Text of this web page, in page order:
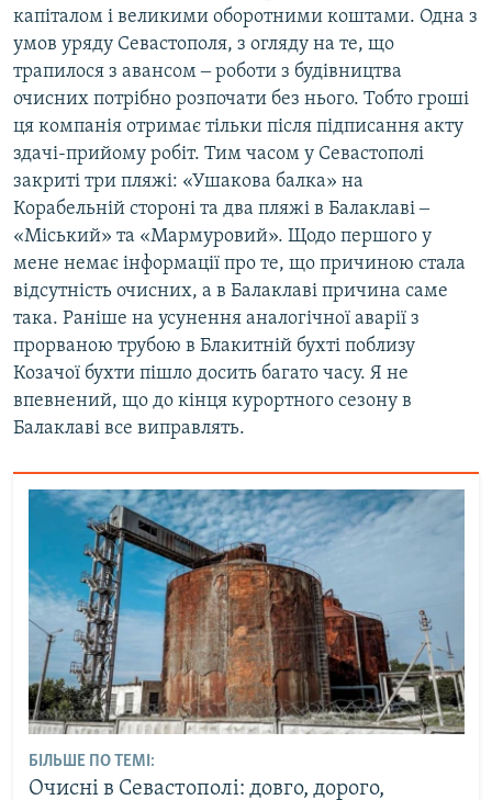
капіталом і великими оборотними коштами. Одна з
умов уряду Севастополя, з огляду на те, що
трапилося з авансом ‒ роботи з будівництва
очисних потрібно розпочати без нього. Тобто гроші
ця компанія отримає тільки після підписання акту
здачі-прийому робіт. Тим часом у Севастополі
закриті три пляжі: «Ушакова балка» на
Корабельній стороні та два пляжі в Балаклаві ‒
«Міський» та «Мармуровий». Щодо першого у
мене немає інформації про те, що причиною стала
відсутність очисних, а в Балаклаві причина саме
така. Раніше на усунення аналогічної аварії з
прорваною трубою в Блакитній бухті поблизу
Козачої бухти пішло досить багато часу. Я не
впевнений, що до кінця курортного сезону в
Балаклаві все виправлять.
БІЛЬШЕ ПО ТЕМІ:
Очисні в Севастополі: довго, дорого,